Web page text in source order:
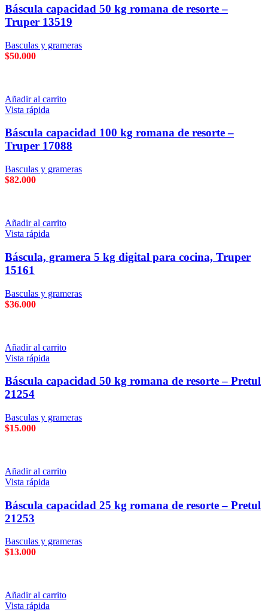
Báscula capacidad 50 kg romana de resorte –
Truper 13519
Basculas y grameras
$50.000
Añadir al carrito
Vista rápida
Báscula capacidad 100 kg romana de resorte –
Truper 17088
Basculas y grameras
$82.000
Añadir al carrito
Vista rápida
Báscula, gramera 5 kg digital para cocina, Truper
15161
Basculas y grameras
$36.000
Añadir al carrito
Vista rápida
Báscula capacidad 50 kg romana de resorte – Pretul
21254
Basculas y grameras
$15.000
Añadir al carrito
Vista rápida
Báscula capacidad 25 kg romana de resorte – Pretul
21253
Basculas y grameras
$13.000
Añadir al carrito
Vista rápida